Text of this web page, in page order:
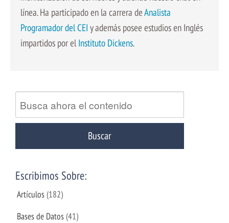
línea. Ha participado en la carrera deAnalista
Programador del CEI y además posee estudios en Inglés
impartidos por el Instituto Dickens.
Escribimos Sobre:
Artículos (182)
Bases de Datos (41)